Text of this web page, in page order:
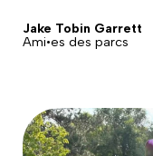
Jake Tobin Garrett
Ami•es des parcs